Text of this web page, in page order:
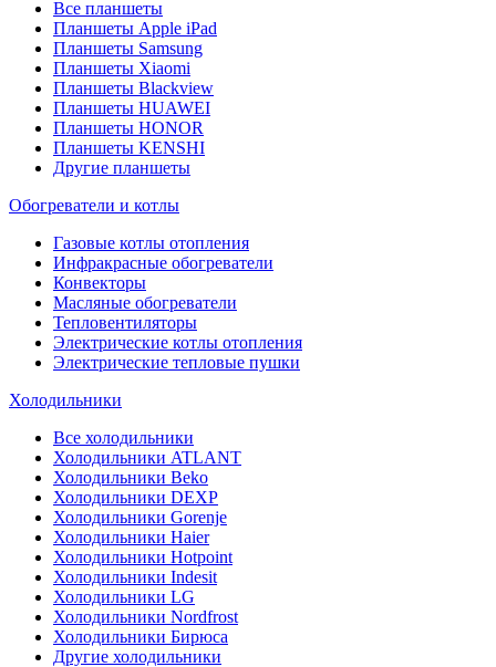
Все планшеты
Планшеты Apple iPad
Планшеты Samsung
Планшеты Xiaomi
Планшеты Blackview
Планшеты HUAWEI
Планшеты HONOR
Планшеты KENSHI
Другие планшеты
Обогреватели и котлы
Газовые котлы отопления
Инфракрасные обогреватели
Конвекторы
Масляные обогреватели
Тепловентиляторы
Электрические котлы отопления
Электрические тепловые пушки
Холодильники
Все холодильники
Холодильники ATLANT
Холодильники Beko
Холодильники DEXP
Холодильники Gorenje
Холодильники Haier
Холодильники Hotpoint
Холодильники Indesit
Холодильники LG
Холодильники Nordfrost
Холодильники Бирюса
Другие холодильники